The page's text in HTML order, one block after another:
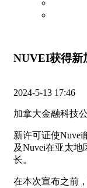
NUVEI获得新
2024-5-13 17:46
加拿大金融科技
新许可证使
及Nuvei在亚太
长。
在本次宣布之前